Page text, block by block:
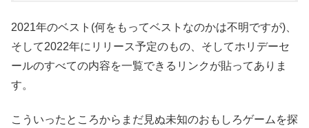
2021年のベスト(何をもってベストなのかは不明ですが)、
そして2022年にリリース予定のもの、そしてホリデーセ
ールのすべての内容を一覧できるリンクが貼ってありま
す。
こういったところからまだ見ぬ未知のおもしろゲームを探